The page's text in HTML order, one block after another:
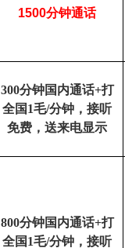
1500分钟通话
300分钟国内通话+打
全国1毛/分钟，接听
免费，送来电显示
800分钟国内通话+打
全国1毛/分钟，接听